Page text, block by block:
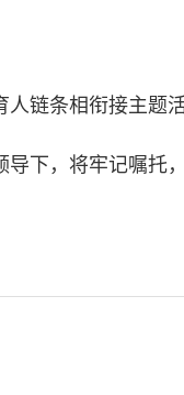
条相衔接主题活
，将牢记嘱托